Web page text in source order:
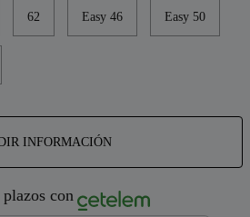
62 Easy 46 Easy 50
INFORMACIÓN
con